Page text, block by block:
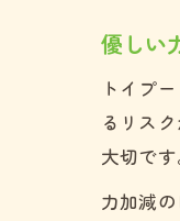
優しい
トイプ
るリス
大切です
力加減